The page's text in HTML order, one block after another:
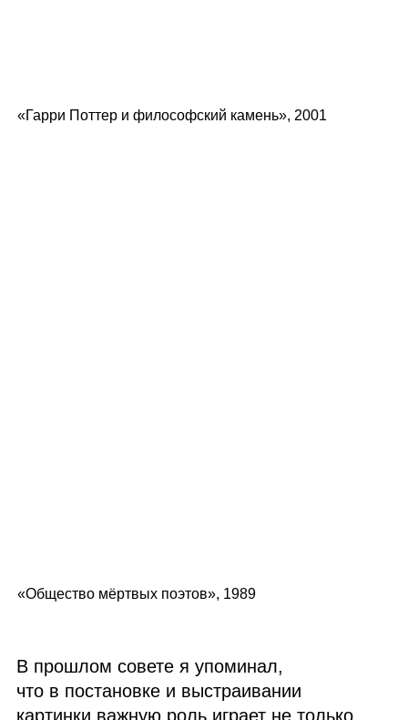
«Гарри Поттер и философский камень», 2001
«Общество мёртвых поэтов», 1989
В прошлом совете я упоминал,
что в постановке и выстраивании
картинки важную роль играет не только